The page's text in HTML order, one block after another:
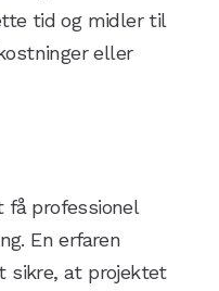
tid og midler til
eller
få professionel
En erfaren
sikre, at projektet